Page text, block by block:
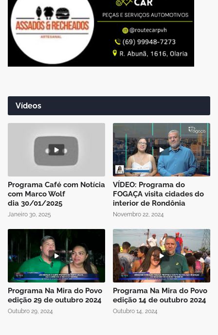
Vídeos
Programa Café com Notícia
com Marco Wolf
dia 30/01/2025
Janeiro 30, 2025
VÍDEO: Programa do
FOGAÇA visita cidades do
interior de Rondônia
Novembro 22, 2024
Programa Na Mira do Povo
edição 29 de outubro 2024
Outubro 29, 2024
Programa Na Mira do Povo
edição 14 de outubro 2024
Outubro 14, 2024